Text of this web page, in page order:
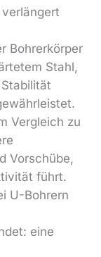
Bohrerkörper
Stahl,
Vergleich zu
Vorschübe,
führt.
U-Bohrern
eine